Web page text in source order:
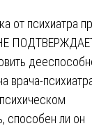
от психиатра
врача-
способен ли он